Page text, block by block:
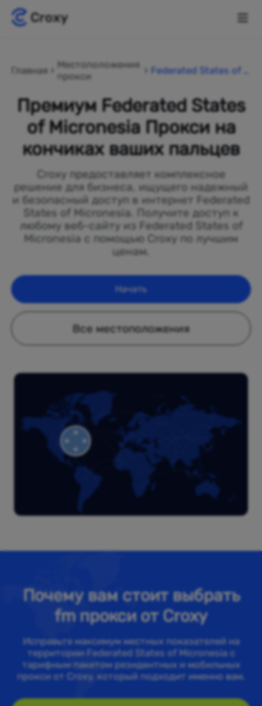
Главная
Местоположения
прокси
Federated States of M
Премиум Federated States
of Micronesia Прокси на
кончиках ваших пальцев
Croxy предоставляет комплексное
решение для бизнеса, ищущего надежный
и безопасный доступ в интернет Federated
States of Micronesia. Получите доступ к
любому веб-сайту из Federated States of
Micronesia с помощью Croxy по лучшим
ценам.
Начать
Все местоположения
Почему вам стоит выбрать
fm прокси от Croxy
Исправьте максимум местных показателей на
территории Federated States of Micronesia с
тарифным пакетом резидентных и мобильных
прокси от Croxy, который подходит именно вам.